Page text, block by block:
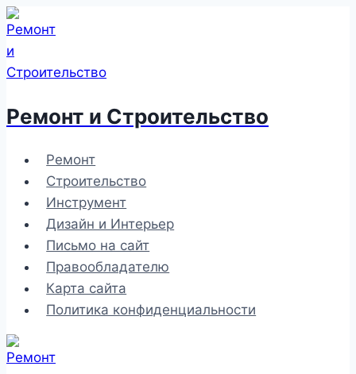
Перейти
к
содержимому
Ремонт и Строительство
Ремонт
Строительство
Инструмент
Дизайн и Интерьер
Письмо на сайт
Правообладателю
Карта сайта
Политика конфиденциальности